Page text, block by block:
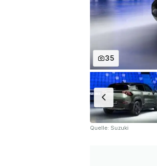
35
Quelle: Suzuki